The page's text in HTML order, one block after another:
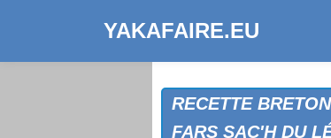
YAKAFAIRE.EU
RECETTE
FARS SAC'H DU